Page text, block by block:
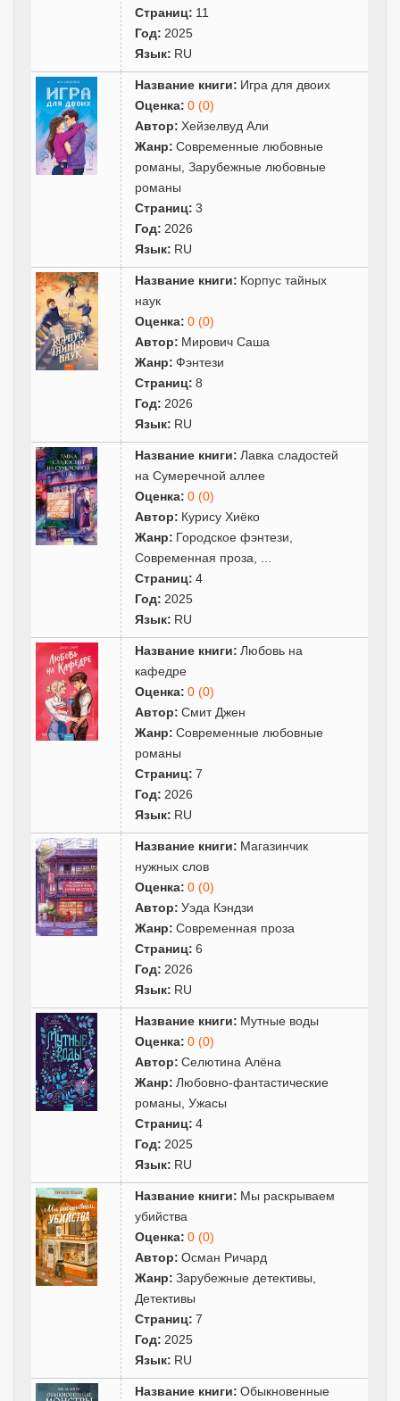
Страниц: 11
Год: 2025
Язык: RU
Название книги: Игра для двоих
Оценка: 0 (0)
Автор: Хейзелвуд Али
Жанр: Современные любовные
романы ,Зарубежные любовные
романы
Страниц: 3
Год: 2026
Язык: RU
Название книги: Корпус тайных
наук
Оценка: 0 (0)
Автор: Мирович Саша
Жанр: Фэнтези
Страниц: 8
Год: 2026
Язык: RU
Название книги: Лавка сладостей
на Сумеречной аллее
Оценка: 0 (0)
Автор: Курису Хиёко
Жанр: Городское фэнтези
Современная проза
Страниц: 4
Год: 2025
Язык: RU
Название книги: Любовь на
кафедре
Оценка: 0 (0)
Автор: Смит Джен
Жанр: Современные любовные
романы
Страниц: 7
Год: 2026
Язык: RU
Название книги: Магазинчик
нужных слов
Оценка: 0 (0)
Автор: Уэда Кэндзи
Жанр: Современная проза
Страниц: 6
Год: 2026
Язык: RU
Название книги: Мутные воды
Оценка: 0 (0)
Автор: Селютина Алёна
Жанр: Любовно-фантастические
романы ,Ужасы
Страниц: 4
Год: 2025
Язык: RU
Название книги: Мы раскрываем
убийства
Оценка: 0 (0)
Автор: Осман Ричард
Жанр: Зарубежные детективы
Детективы
Страниц: 7
Год: 2025
Язык: RU
Название книги: Обыкновенные